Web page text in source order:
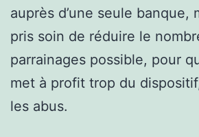
auprès d’une seule banque,
pris soin de réduire le
parrainages possible, pour
met à profit trop du
les abus.